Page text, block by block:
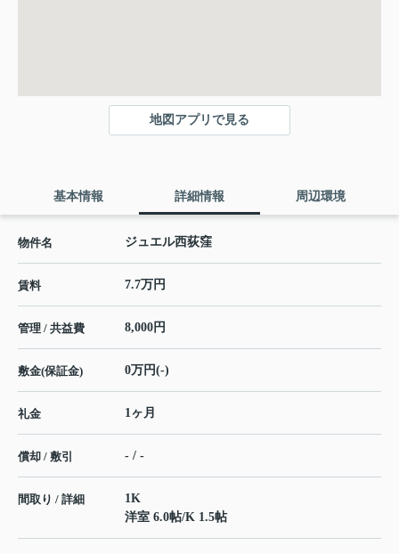
地図アプリで見る
基本情報 詳細情報 周辺環境
物件名 ジュエル西荻窪
賃料 7.7万円
管理 / 共益費 8,000円
敷金(保証金) 0万円(-)
礼金 1ヶ月
償却 / 敷引 - / -
間取り / 詳細
1K
洋室 6.0帖/K 1.5帖